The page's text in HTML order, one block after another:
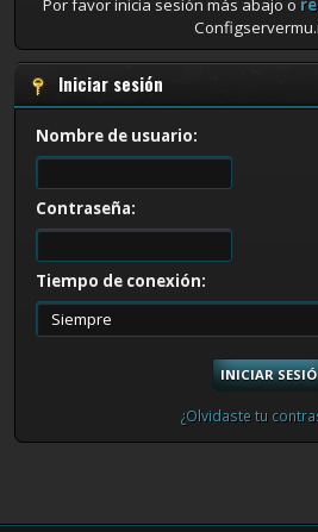
Por favor inicia sesión más abajo o
Iniciar sesión
Nombre de usuario:
Contraseña:
Tiempo de conexión:
¿Olvidaste tu